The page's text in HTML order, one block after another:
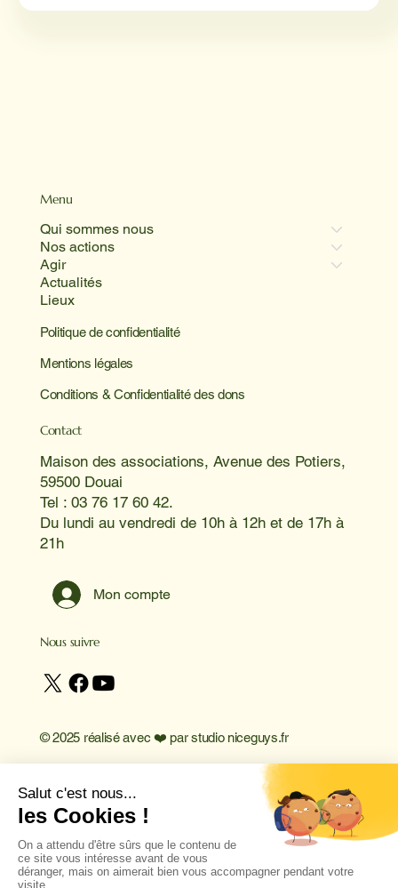
Menu
Qui sommes nous
Nos actions
Agir
Actualités
Lieux
Politique de confidentialité
Mentions légales
Conditions & Confidentialité des dons
Contact
Maison des associations, Avenue des Potiers,
59500 Douai
Tel : 03 76 17 60 42.
Du lundi au vendredi de 10h à 12h et de 17h à
21h
Mon compte
Nous suivre
© 2025 réalisé avec ❤️ parstudio niceguys.fr